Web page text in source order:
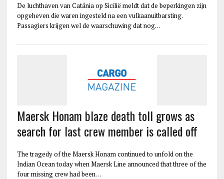
De luchthaven van Catánia op Sicilië meldt dat de beperkingen zijn
opgeheven die waren ingesteld na een vulkaanuitbarsting.
Passagiers krijgen wel de waarschuwing dat nog…
Maersk Honam blaze death toll grows as
search for last crew member is called off
The tragedy of the Maersk Honam continued to unfold on the
Indian Ocean today when Maersk Line announced that three of the
four missing crew had been…